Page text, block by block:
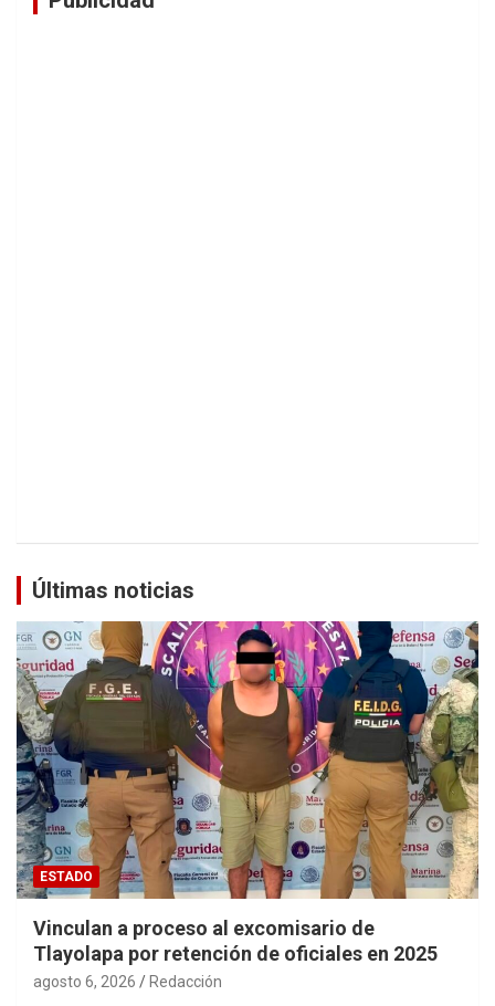
Últimas noticias
ESTADO
Vinculan a proceso al excomisario de
Tlayolapa por retención de oficiales en 2025
agosto 6, 2026 Redacción